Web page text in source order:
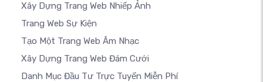
Xây Dựng Trang Web Nhiếp Ảnh
Trang Web Sự Kiện
Tạo Một Trang Web Âm Nhạc
Xây Dựng Trang Web Đám Cưới
Danh Mục Đầu Tư Trực Tuyến Miễn Phí